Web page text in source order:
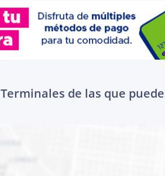
Terminales de las que